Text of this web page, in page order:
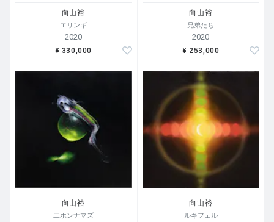
向山裕
エリンギ
2020
¥ 330,000
向山裕
兄弟たち
2020
¥ 253,000
向山裕
二ホンナマズ
向山裕
ルキフェル